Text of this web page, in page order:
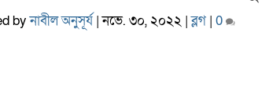
byনাবীল অনুসূর্য |নভে. ৩০, ২০২২ |ব্লগ |0